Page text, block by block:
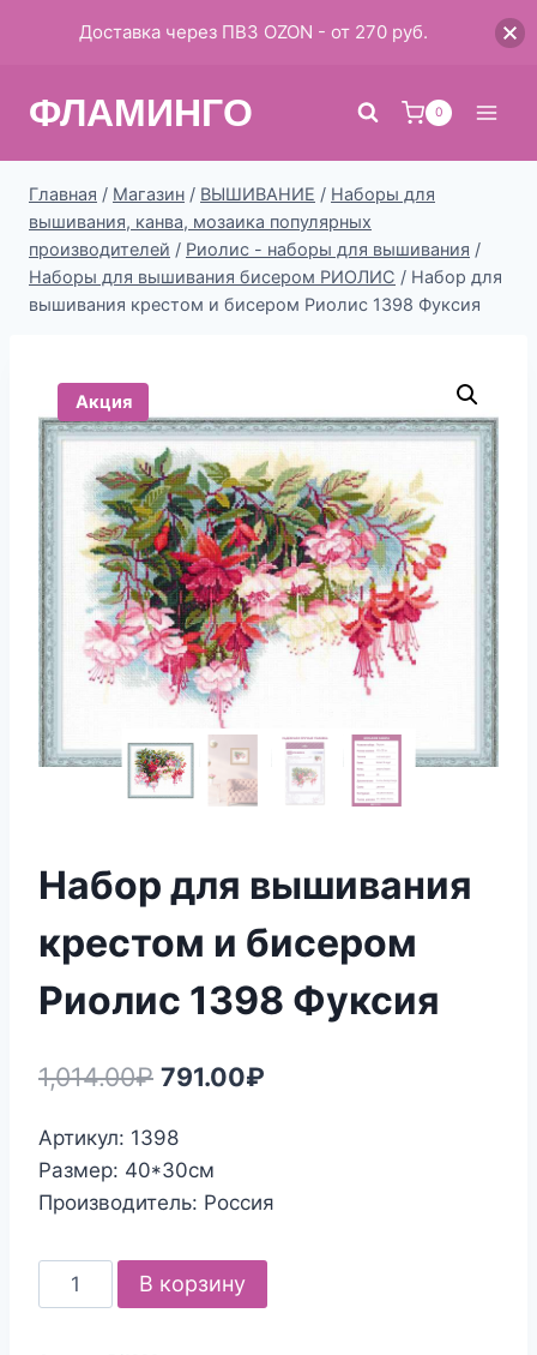
ФЛАМИНГО 0
Главная / Магазин / ВЫШИВАНИЕ / Наборы для
вышивания, канва, мозаика популярных
производителей / Риолис - наборы для вышивания /
Наборы для вышивания бисером РИОЛИС / Набор для
вышивания крестом и бисером Риолис 1398 Фуксия
Акция
Набор для вышивания
крестом и бисером
Риолис 1398 Фуксия
1,014.00₽ Первоначальная
составляла
1,014.00₽.
791.00₽
Артикул: 1398
Размер: 40*30см
Производитель: Россия
Количество
товара
В корзину
Доставка через ПВЗ OZON - от 270 руб.